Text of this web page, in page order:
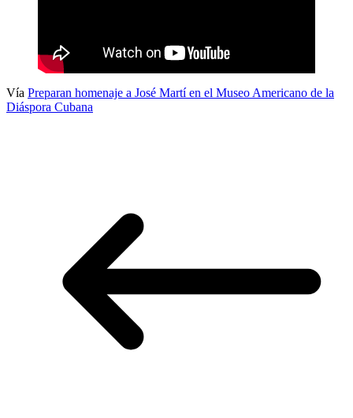
Vía Preparan homenaje a José Martí en el Museo Americano de la
Diáspora Cubana